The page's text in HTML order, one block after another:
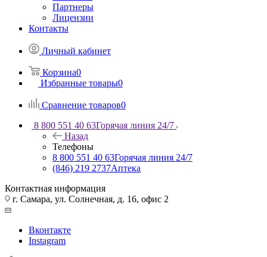
Партнеры
Лицензии
Контакты
Личный кабинет
Корзина0
Избранные товары0
Сравнение товаров0
8 800 551 40 63Горячая линия 24/7
Назад
Телефоны
8 800 551 40 63Горячая линия 24/7
(846) 219 2737Аптека
Контактная информация
г. Самара, ул. Солнечная, д. 16, офис 2
Вконтакте
Instagram